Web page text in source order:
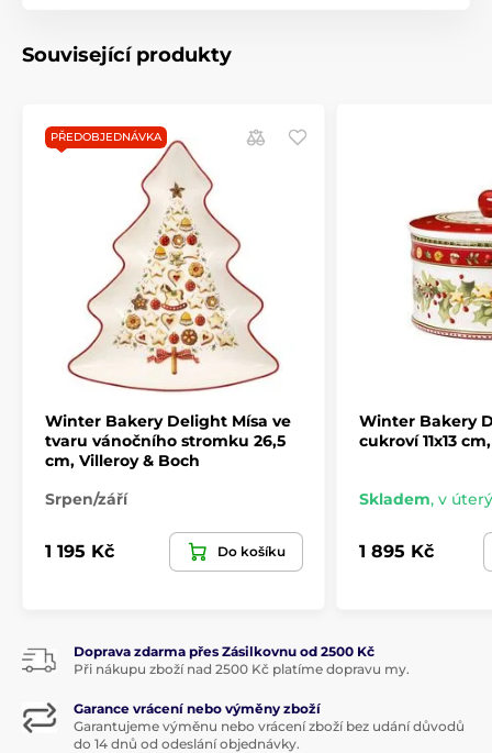
! Hrnky jsou baleny po šesti kusech v bílé
balení !
Produkt je zařazen v kategoriích
WINTER BAKERY DELIGHT
Konvice a hrnky na čaj Vánoční stolování
WINTER BAKERY DELIGHT
Související produkty
PŘEDOBJEDNÁVKA
Winter Bakery Delight Mísa ve
tvaru vánočního stromku 26,5
cm, Villeroy & Boch
Srpen/září
1 195 Kč Do košíku
Winter Bakery
cukroví 11x13
Skladem, v úterý
1 895 Kč
Doprava zdarma přes Zásilkovnu od 2500 Kč
Při nákupu zboží nad 2500 Kč platíme dopravu my.
Garance vrácení nebo výměny zboží
Garantujeme výměnu nebo vrácení zboží bez udání důvodů
do 14 dnů od odeslání objednávky.